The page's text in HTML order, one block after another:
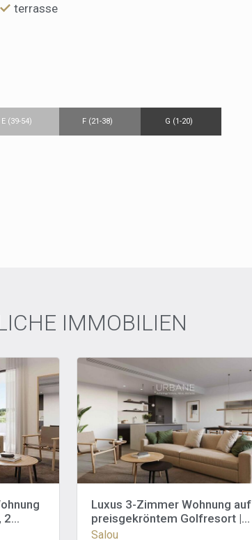
terrasse
E (39-54) F (21-38) G (1-20)
IMMOBILIEN
2
Luxus 3-Zimmer Wohnung auf
preisgekröntem Golfresort |
Pools, Restaurants, Marina &
Salou